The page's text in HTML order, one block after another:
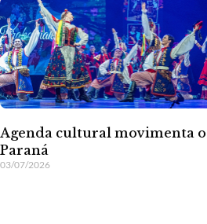
Agenda cultural movimenta o
Paraná
03/07/2026